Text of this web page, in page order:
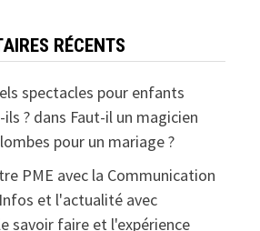
RÉCENTS
spectacles pour enfants
?dans Faut-il un magicien
pour un mariage ?
PME avec la Communication
et l'actualité avec
savoir faire et l'expérience